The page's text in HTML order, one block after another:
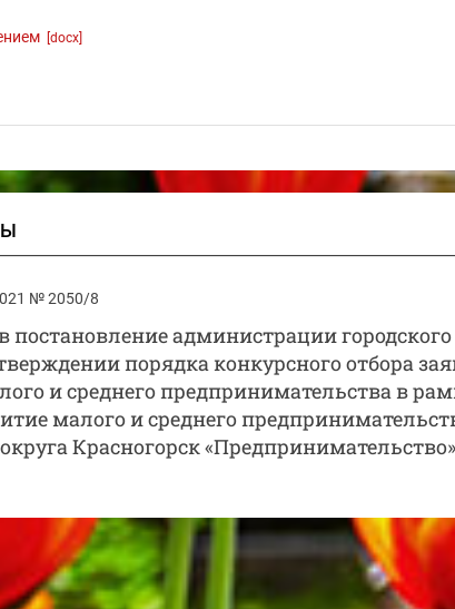
[docx]
№ 2050/8
администрации городского
порядка конкурсного отбора
и среднего предпринимательства в
малого и среднего
Красногорск «Предпринимательство»